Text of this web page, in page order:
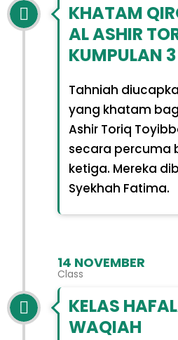
KHATAM
AL ASHIR
KUMPULAN 3
Tahniah
yang khatam
Ashir Toriq
secara percuma
ketiga. Mereka
Syekhah Fatima.
14 NOVEMBER
Class
KELAS
WAQIAH